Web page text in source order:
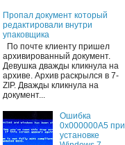
Пропал документ который
редактировали внутри
упаковщика
По почте клиенту пришел
архивированный документ.
Девушка дважды кликнула на
архиве. Архив раскрылся в 7-
ZIP. Дважды кликнула на
документ...
Ошибка
0x000000A5 при
установке